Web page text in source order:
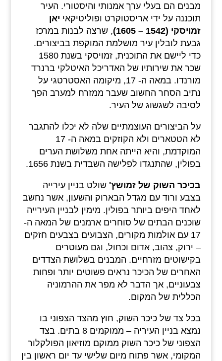
מבנים הם בעלי ערך אמנותי והיסטורי. העיר
תוכננה על ידי אריסטוקרט ופוליטיקאי יאן
זמויסקי (1542 – 1605)
, שרצה לבנות במרכז
גבעת לובלין עיר מושלמת המוקפת בביצורים.
כדי ליישם את התוכנית, זמויסקי בשנת 1580
שכר את שירותיו של האדריכל האיטלקי ברנרד
מורנדו. במאה ה- 17, מיקומה האסטרטגי על
נתיב הסחר החשוב שעבר ממזרח למערב הפך
לסיבה לשגשוג של העיר.
על הביצורים העוצמתיים שלה לא יכלו להתגבר
לא הטטארים ולא הקוזקים במאה ה- 17
המוקדמת, והיא הייתה אחת משלושת הערים
בפולין, שהתנגדו לפלישה השבדית בשנת 1656.
בכיכר השוק של זמושץ' שולט בניין עירייה
בצבע ורוד עם מגדל הבארוק והשעון, אשר נחשב
לאחד היפים ביותר בפולין. מימין לבניין העירייה
שוכנים הבתים של סוחרים ארמנים של המאה ה-
17 עם אולמות מקורים, הצבועים בצבעים חזקים
– ירוק, צהוב, אדום וכחול, וגם מעוטרים
בקישוטים מזרחיים. המבנים בשלושת הצדדים
האחרים של הכיכר נראים פשוטים יותר ופחות
צבעוניים, אך הדבר לא מפר את ההרמוניה
הכללית של המקום.
בכל צד של כיכר השוק, חוץ מהצד הצפוני בו
נמצא בניין העיריה – ממוקמים 8 בתים. בצד
הצפוני של כיכר השוק ממוקם מוזיאון הפולקלור
המקומי, אשר פתוח מיום שלישי עד יום ראשון בין